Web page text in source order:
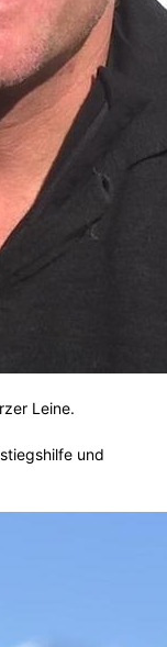
Leine.
und